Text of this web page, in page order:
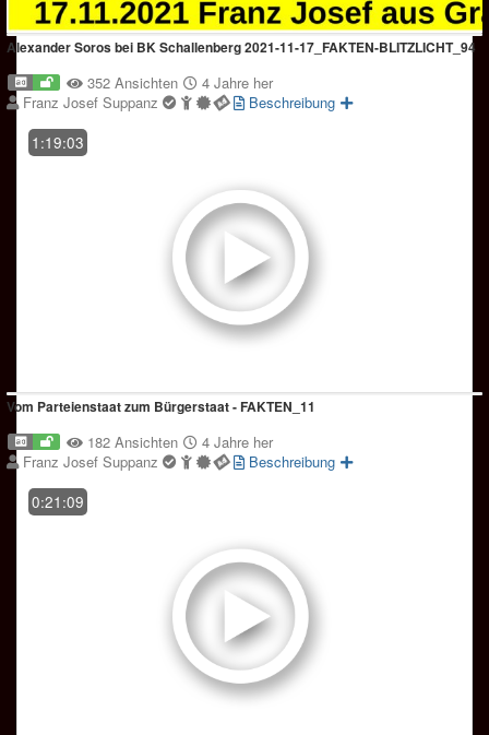
Alexander Soros bei BK Schallenberg 2021-11-17_FAKTEN-BLITZLICHT_94
352 Ansichten
4 Jahre her
Franz Josef Suppanz
Beschreibung
1:19:03
Vom Parteienstaat zum Bürgerstaat - FAKTEN_11
182 Ansichten
4 Jahre her
Franz Josef Suppanz
Beschreibung
0:21:09